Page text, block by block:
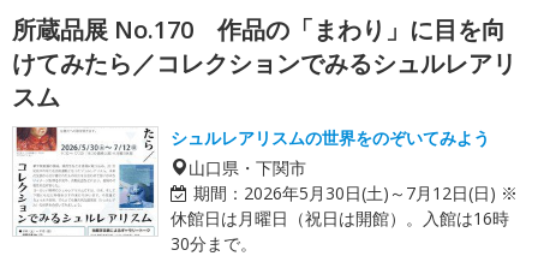
所蔵品展 No.170 作品の「まわり」に目を向
けてみたら／コレクションでみるシュルレアリ
スム
シュルレアリスムの世界をのぞいてみよう
山口県・下関市
期間： 2026年5月30日(土)～7月12日(日) ※
休館日は月曜日（祝日は開館）。入館は16時
30分まで。